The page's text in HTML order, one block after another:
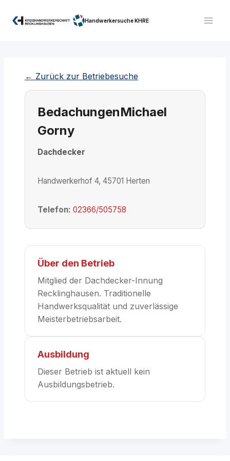
Inhalt
Handwerkersuche KHRE
← Zurück zur Betriebesuche
BedachungenMichael
Gorny
Dachdecker
Handwerkerhof 4, 45701 Herten
Telefon: 02366/505758
Über den Betrieb
Mitglied der Dachdecker-Innung
Recklinghausen. Traditionelle
Handwerksqualität und zuverlässige
Meisterbetriebsarbeit.
Ausbildung
Dieser Betrieb ist aktuell kein
Ausbildungsbetrieb.